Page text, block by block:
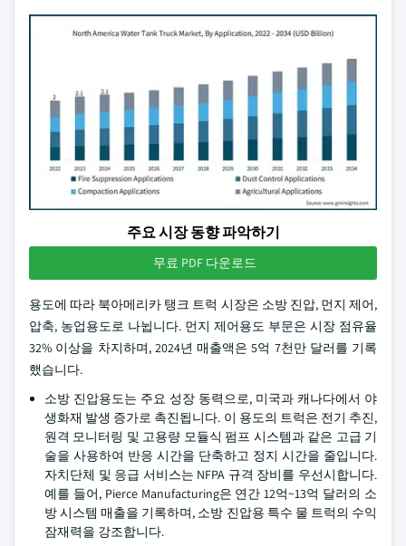
주요 시장 동향 파악하기
무료 PDF 다운로드
용도에 따라 북아메리카 탱크 트럭 시장은 소방 진압, 먼지 제어,
압축, 농업용도로 나뉩니다. 먼지 제어용도 부문은 시장 점유율
32% 이상을 차지하며, 2024년 매출액은 5억 7천만 달러를 기록
했습니다.
소방 진압용도는 주요 성장 동력으로, 미국과 캐나다에서 야
생화재 발생 증가로 촉진됩니다. 이 용도의 트럭은 전기 추진,
원격 모니터링 및 고용량 모듈식 펌프 시스템과 같은 고급 기
술을 사용하여 반응 시간을 단축하고 정지 시간을 줄입니다.
자치단체 및 응급 서비스는 NFPA 규격 장비를 우선시합니다.
예를 들어, Pierce Manufacturing은 연간 12억~13억 달러의 소
방 시스템 매출을 기록하며, 소방 진압용 특수 물 트럭의 수익
잠재력을 강조합니다.